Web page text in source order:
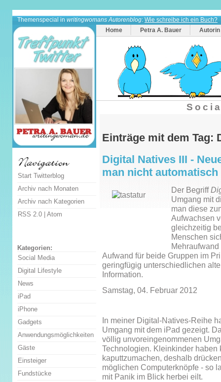
Themenspecial in writingwomans Autorenblog: Wie schreibe ich ein Buch?
Home
Petra A. Bauer Autorin
Einträge mit dem Tag:
Digital Natives III -
man nicht automatisch
Der Begriff
Umgang mit
man diese
Aufwachsen
gleichzeitig
Menschen
Aufwand für beide Gruppen im
geringfügig unterschiedlichen
Information.
Samstag, 04. Februar 2012
In meiner Digital-Natives-Reihe
Umgang mit dem iPad gezeigt.
völlig unvoreingenommenen
Technologien. Kleinkinder haben
kaputtzumachen, deshalb
möglichen Computerknöpfe - so
mit Panik im Blick herbei eilt.
Start Twitterblog
Archiv nach Monaten
Archiv nach Kategorien
RSS 2.0 | Atom
Kategorien:
Social Media
Digital Lifestyle
News
iPad
iPhone
Gadgets
Anwendungsmöglichkeiten
Gäste
Einsteiger
Fundstücke